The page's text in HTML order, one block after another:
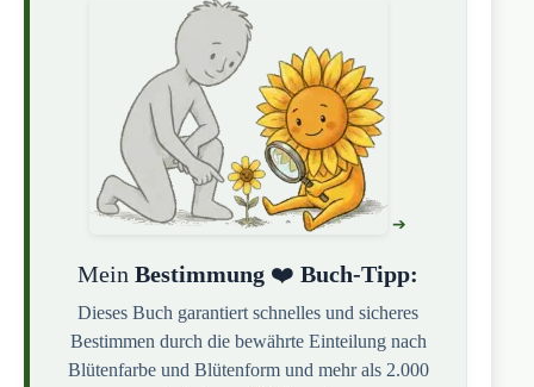
MeinBestimmung ❤️Buch-Tipp:
Dieses Buch garantiert schnelles und sicheres
Bestimmen durch die bewährte Einteilung nach
Blütenfarbe und Blütenform und mehr als 2.000